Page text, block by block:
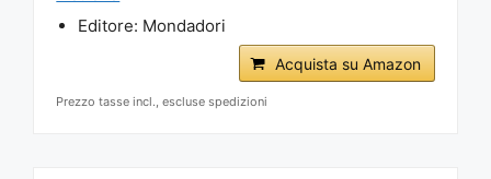
Editore: Mondadori
Acquista su Amazon
Prezzo tasse incl., escluse spedizioni